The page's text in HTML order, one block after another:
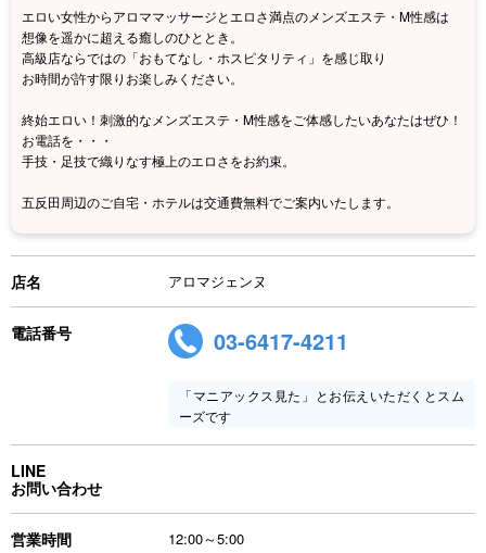
エロい女性からアロママッサージとエロさ満点のメンズエステ・M性感は
想像を遥かに超える癒しのひととき。
高級店ならではの「おもてなし・ホスピタリティ」を感じ取り
お時間が許す限りお楽しみください。
終始エロい！刺激的なメンズエステ・M性感をご体感したいあなたはぜひ！
お電話を・・・
手技・足技で織りなす極上のエロさをお約束。
五反田周辺のご自宅・ホテルは交通費無料でご案内いたします。
店名 アロマジェンヌ
電話番号 03-6417-4211
「マニアックス見た」とお伝えいただくとスム
ーズです
LINE
お問い合わせ
営業時間 12:00～5:00